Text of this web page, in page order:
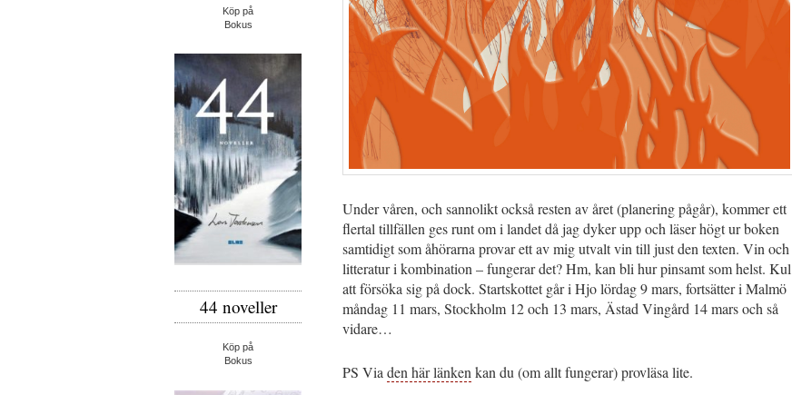
Under våren, och sannolikt också resten av året (planering pågår), kommer ett
flertal tillfällen ges runt om i landet då jag dyker upp och läser högt ur boken
samtidigt som åhörarna provar ett av mig utvalt vin till just den texten. Vin och
litteratur i kombination – fungerar det? Hm, kan bli hur pinsamt som helst. Kul
att försöka sig på dock. Startskottet går i Hjo lördag 9 mars, fortsätter i Malmö
måndag 11 mars, Stockholm 12 och 13 mars, Ästad Vingård 14 mars och så
vidare…
PS Viaden här länkenkan du (om allt fungerar) provläsa lite.
Köp på
Bokus
44 noveller
Köp på
Bokus